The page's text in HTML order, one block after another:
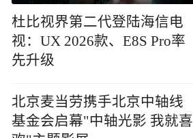
杜比视界第二代登陆海信电
视：UX 2026款、E8S Pro率
先升级
北京麦当劳携手北京中轴线
基金会启幕"中轴光影 我就喜